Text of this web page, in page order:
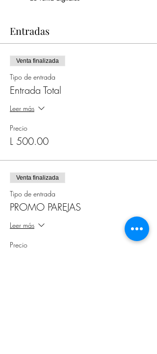
Entradas
Venta finalizada
Tipo de entrada
Entrada Total
Leer más
Precio
L 500.00
Venta finalizada
Tipo de entrada
PROMO PAREJAS
Leer más
Precio